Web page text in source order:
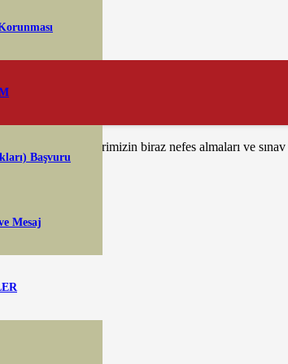
Başvuru
Mesaj
rahmetinden ve bereketinden istifade edelim diye
çalışan öğrencilerimizin biraz nefes almaları ve